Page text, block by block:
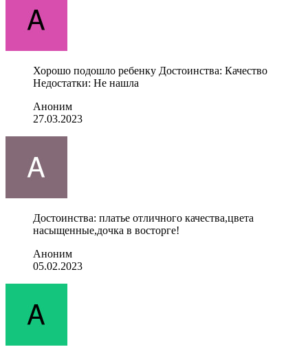
Хорошо подошло ребенку Достоинства: Качество
Недостатки: Не нашла
Аноним
27.03.2023
Достоинства: платье отличного качества,цвета
насыщенные,дочка в восторге!
Аноним
05.02.2023